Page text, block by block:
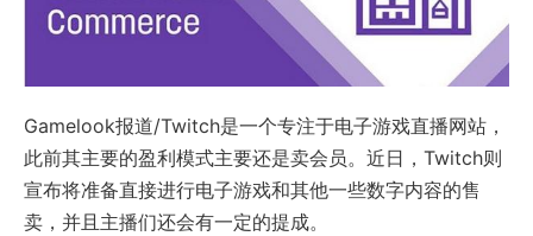
Gamelook报道/Twitch是一个专注于电子游戏直播网站，
此前其主要的盈利模式主要还是卖会员。近日，Twitch则
宣布将准备直接进行电子游戏和其他一些数字内容的售
卖，并且主播们还会有一定的提成。